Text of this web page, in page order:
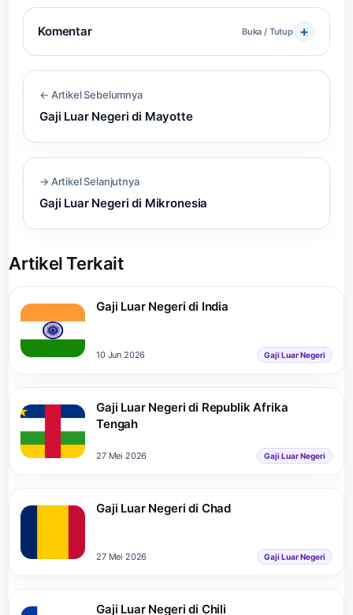
Komentar Buka / Tutup
← Artikel Sebelumnya
Gaji Luar Negeri di Mayotte
→ Artikel Selanjutnya
Gaji Luar Negeri di Mikronesia
Artikel Terkait
Gaji Luar Negeri di India
10 Jun 2026 Gaji Luar Negeri
Gaji Luar Negeri di Republik Afrika
Tengah
27 Mei 2026 Gaji Luar Negeri
Gaji Luar Negeri di Chad
27 Mei 2026 Gaji Luar Negeri
Gaji Luar Negeri di Chili